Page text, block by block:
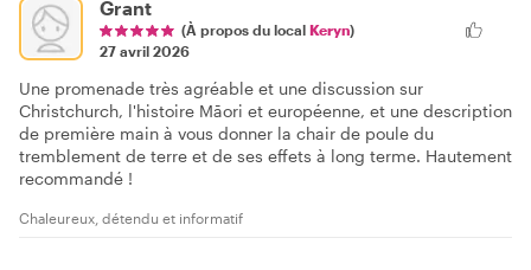
Grant
(À propos du local Keryn)
27 avril 2026
Une promenade très agréable et une discussion sur
Christchurch, l'histoire Māori et européenne, et une description
de première main à vous donner la chair de poule du
tremblement de terre et de ses effets à long terme. Hautement
recommandé !
Chaleureux, détendu et informatif